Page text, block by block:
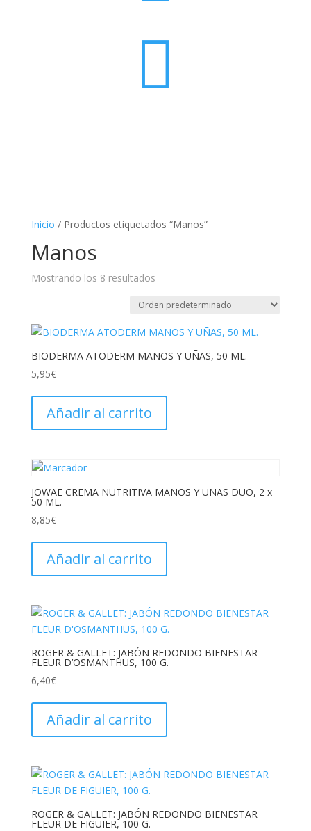

Inicio / Productos etiquetados “Manos”
Manos
Mostrando los 8 resultados
BIODERMA ATODERM MANOS Y UÑAS, 50 ML.
5,95€
Añadir al carrito
JOWAE CREMA NUTRITIVA MANOS Y UÑAS DUO, 2 x
50 ML.
8,85€
Añadir al carrito
ROGER & GALLET: JABÓN REDONDO BIENESTAR
FLEUR D’OSMANTHUS, 100 G.
6,40€
Añadir al carrito
ROGER & GALLET: JABÓN REDONDO BIENESTAR
FLEUR DE FIGUIER, 100 G.